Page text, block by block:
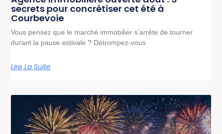
secrets pour concrétiser cet été à
Courbevoie
Vous pensez que le marché immobilier s’arrête de tourner
durant la pause estivale ? Détrompez-vous
Lire La Suite